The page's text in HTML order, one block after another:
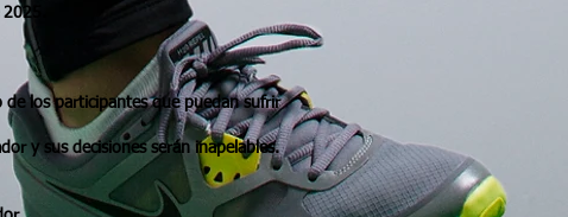
los participantes que puedan sufrir
y sus decisiones serán inapelables.